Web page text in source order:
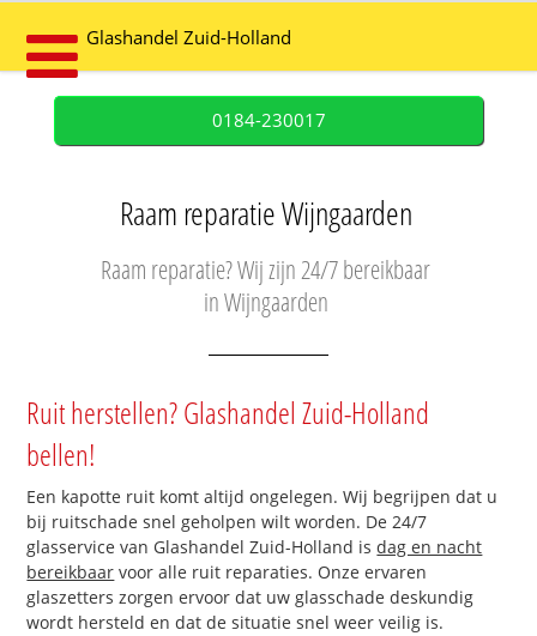
Glashandel Zuid-Holland
0184-230017
Raam reparatie Wijngaarden
Raam reparatie? Wij zijn 24/7 bereikbaar
in Wijngaarden
Ruit herstellen? Glashandel Zuid-Holland
bellen!
Een kapotte ruit komt altijd ongelegen. Wij begrijpen dat u
bij ruitschade snel geholpen wilt worden. De 24/7
glasservice van Glashandel Zuid-Holland isdag en nacht
bereikbaar voor alle ruit reparaties. Onze ervaren
glaszetters zorgen ervoor dat uw glasschade deskundig
wordt hersteld en dat de situatie snel weer veilig is.